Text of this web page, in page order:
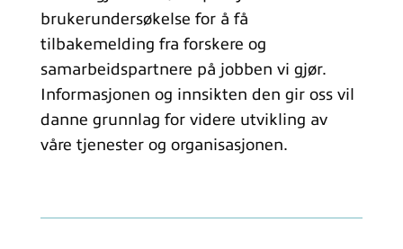
brukerundersøkelse for å få
tilbakemelding fra forskere og
samarbeidspartnere på jobben vi gjør.
Informasjonen og innsikten den gir oss vil
danne grunnlag for videre utvikling av
våre tjenester og organisasjonen.